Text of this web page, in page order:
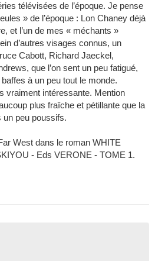
télévisées de l’époque. Je pense
» de l’époque : Lon Chaney déjà
et l’un de mes « méchants »
d’autres visages connus, un
Cabott, Richard Jaeckel,
que l’on sent un peu fatigué,
à un peu tout le monde.
vraiment intéressante. Mention
plus fraîche et pétillante que la
un peu poussifs.
West dans le roman WHITE
- Eds VERONE - TOME 1.